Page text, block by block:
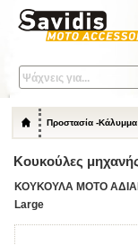
Προστασία -Κάλυμμα
Κουκούλες
ΚΟΥΚΟΥΛΑ MΟΤΟ
Large